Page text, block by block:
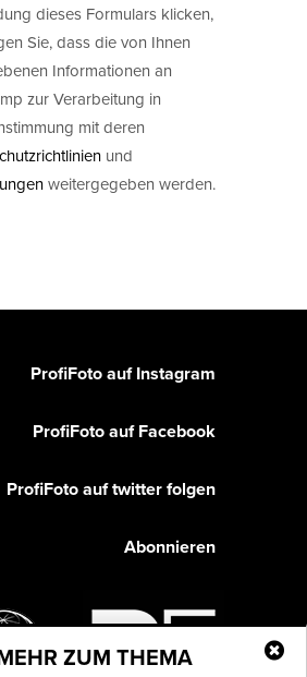
dieses Formulars klicken,
Sie, dass die von Ihnen
Informationen an
zur Verarbeitung in
mit deren
und
weitergegeben werden.
ZUM THEMA
ProfiFoto auf Instagram
ProfiFoto auf Facebook
ProfiFoto auf twitter folgen
Abonnieren